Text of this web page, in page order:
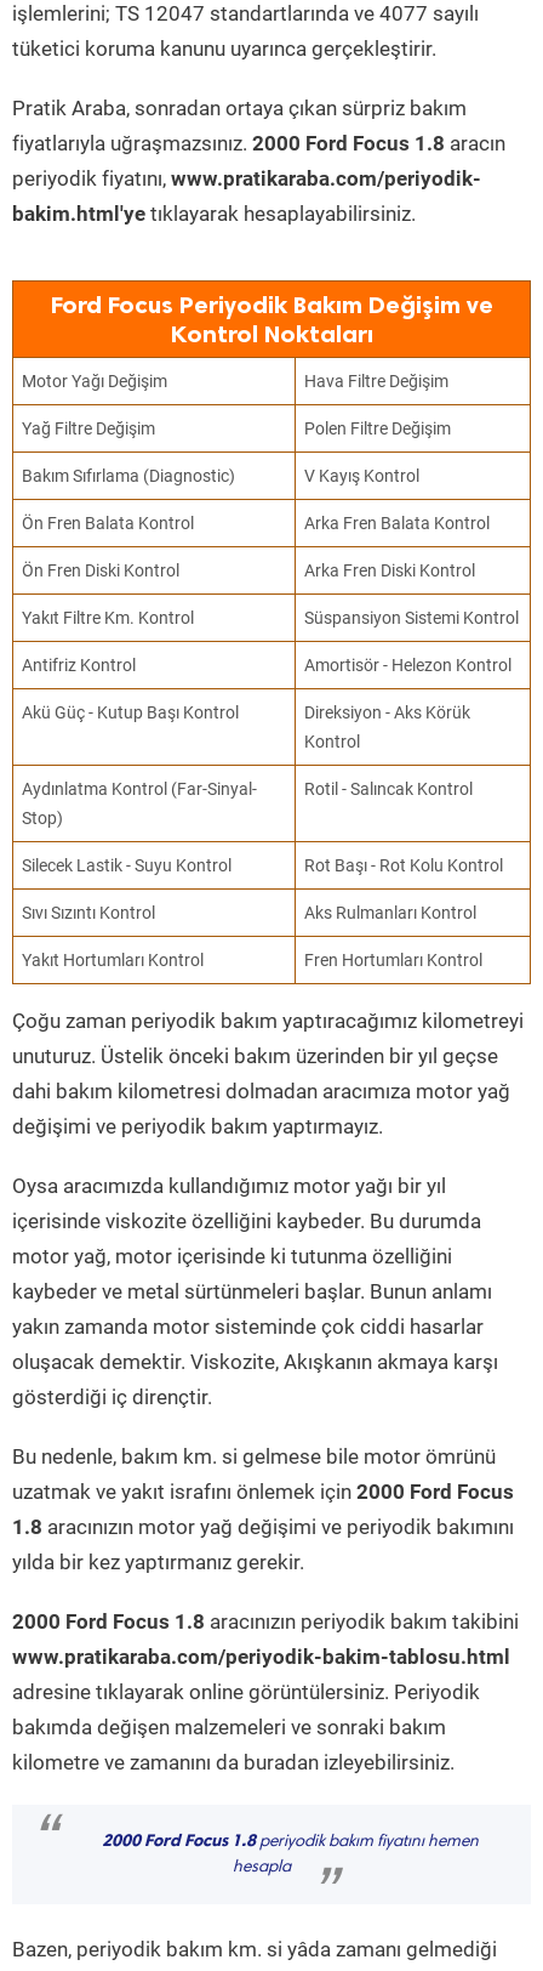
işlemlerini; TS 12047 standartlarında ve 4077 sayılı
tüketici koruma kanunu uyarınca gerçekleştirir.
Pratik Araba, sonradan ortaya çıkan sürpriz bakım
fiyatlarıyla uğraşmazsınız. 2000 Ford Focus 1.8 aracın
periyodik fiyatını, www.pratikaraba.com/periyodik-
bakim.html'ye tıklayarak hesaplayabilirsiniz.
Ford Focus Periyodik Bakım Değişim ve
Kontrol Noktaları
Motor Yağı Değişim Hava Filtre Değişim
Yağ Filtre Değişim Polen Filtre Değişim
Bakım Sıfırlama (Diagnostic) V Kayış Kontrol
Ön Fren Balata Kontrol Arka Fren Balata Kontrol
Ön Fren Diski Kontrol Arka Fren Diski Kontrol
Yakıt Filtre Km. Kontrol Süspansiyon Sistemi Kontrol
Antifriz Kontrol Amortisör - Helezon Kontrol
Akü Güç - Kutup Başı Kontrol
Direksiyon - Aks Körük
Kontrol
Aydınlatma Kontrol (Far-Sinyal-
Stop)
Rotil - Salıncak Kontrol
Silecek Lastik - Suyu Kontrol Rot Başı - Rot Kolu Kontrol
Sıvı Sızıntı Kontrol Aks Rulmanları Kontrol
Yakıt Hortumları Kontrol Fren Hortumları Kontrol
Çoğu zaman periyodik bakım yaptıracağımız kilometreyi
unuturuz. Üstelik önceki bakım üzerinden bir yıl geçse
dahi bakım kilometresi dolmadan aracımıza motor yağ
değişimi ve periyodik bakım yaptırmayız.
Oysa aracımızda kullandığımız motor yağı bir yıl
içerisinde viskozite özelliğini kaybeder. Bu durumda
motor yağ, motor içerisinde ki tutunma özelliğini
kaybeder ve metal sürtünmeleri başlar. Bunun anlamı
yakın zamanda motor sisteminde çok ciddi hasarlar
oluşacak demektir. Viskozite, Akışkanın akmaya karşı
gösterdiği iç dirençtir.
Bu nedenle, bakım km. si gelmese bile motor ömrünü
uzatmak ve yakıt israfını önlemek için 2000 Ford Focus
1.8 aracınızın motor yağ değişimi ve periyodik bakımını
yılda bir kez yaptırmanız gerekir.
2000 Ford Focus 1.8 aracınızın periyodik bakım takibini
www.pratikaraba.com/periyodik-bakim-tablosu.html
adresine tıklayarak online görüntülersiniz. Periyodik
bakımda değişen malzemeleri ve sonraki bakım
kilometre ve zamanını da buradan izleyebilirsiniz.
“ 2000 Ford Focus 1.8periyodik bakım fiyatını hemen
hesapla
”
Bazen, periyodik bakım km. si yâda zamanı gelmediği